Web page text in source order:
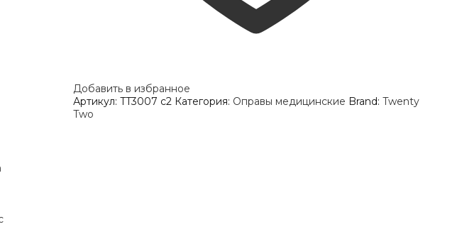
Добавить в избранное
Артикул:TT3007 c2 Категория: Оправы медицинские Brand:Twenty
Two